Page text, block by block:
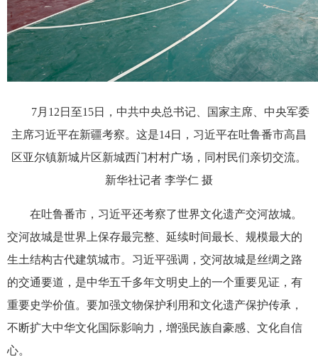
7月12日至15日，中共中央总书记、国家主席、中央军委
主席习近平在新疆考察。这是14日，习近平在吐鲁番市高昌
区亚尔镇新城片区新城西门村村广场，同村民们亲切交流。
新华社记者 李学仁 摄
在吐鲁番市，习近平还考察了世界文化遗产交河故城。
交河故城是世界上保存最完整、延续时间最长、规模最大的
生土结构古代建筑城市。习近平强调，交河故城是丝绸之路
的交通要道，是中华五千多年文明史上的一个重要见证，有
重要史学价值。要加强文物保护利用和文化遗产保护传承，
不断扩大中华文化国际影响力，增强民族自豪感、文化自信
心。